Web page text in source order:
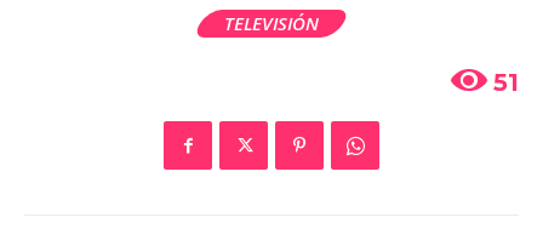
TELEVISIÓN
51